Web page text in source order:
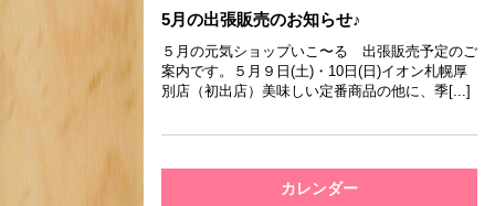
5月の出張販売のお知らせ♪
５月の元気ショップいこ〜る 出張販売予定のご
案内です。５月９日(土)・10日(日)イオン札幌厚
別店（初出店）美味しい定番商品の他に、季[...]
カレンダー